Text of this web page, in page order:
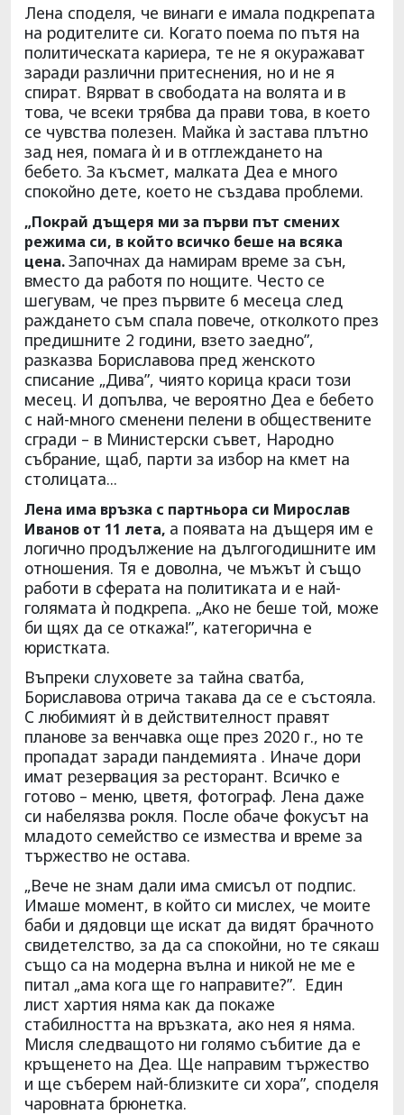
Лена споделя, че винаги е имала подкрепата
на родителите си. Когато поема по пътя на
политическата кариера, те не я окуражават
заради различни притеснения, но и не я
спират. Вярват в свободата на волята и в
това, че всеки трябва да прави това, в което
се чувства полезен. Майка ѝ застава плътно
зад нея, помага ѝ и в отглеждането на
бебето. За късмет, малката Деа е много
спокойно дете, което не създава проблеми.
„Покрай дъщеря ми за първи път смених
режима си, в който всичко беше на всяка
цена.Започнах да намирам време за сън,
вместо да работя по нощите. Често се
шегувам, че през първите 6 месеца след
раждането съм спала повече, отколкото през
предишните 2 години, взето заедно”,
разказва Бориславова пред женското
списание „Дива”, чиято корица краси този
месец. И допълва, че вероятно Деа е бебето
с най-много сменени пелени в обществените
сгради – в Министерски съвет, Народно
събрание, щаб, парти за избор на кмет на
столицата...
Лена има връзка с партньора си Мирослав
Иванов от 11 лета, а появата на дъщеря им е
логично продължение на дългогодишните им
отношения. Тя е доволна, че мъжът ѝ също
работи в сферата на политиката и е най-
голямата ѝ подкрепа. „Ако не беше той, може
би щях да се откажа!”, категорична е
юристката.
Въпреки слуховете за тайна сватба,
Бориславова отрича такава да се е състояла.
С любимият ѝ в действителност правят
планове за венчавка още през 2020 г., но те
пропадат заради пандемията . Иначе дори
имат резервация за ресторант. Всичко е
готово – меню, цветя, фотограф. Лена даже
си набелязва рокля. После обаче фокусът на
младото семейство се измества и време за
тържество не остава.
„Вече не знам дали има смисъл от подпис.
Имаше момент, в който си мислех, че моите
баби и дядовци ще искат да видят брачното
свидетелство, за да са спокойни, но те сякаш
също са на модерна вълна и никой не ме е
питал „ама кога ще го направите?”. Един
лист хартия няма как да покаже
стабилността на връзката, ако нея я няма.
Мисля следващото ни голямо събитие да е
кръщенето на Деа. Ще направим тържество
и ще съберем най-близките си хора”, споделя
чаровната брюнетка.